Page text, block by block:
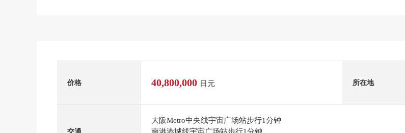
价格 40,800,000 日元 所在地
交通
大阪Metro中央线宇宙广场站步行1分钟